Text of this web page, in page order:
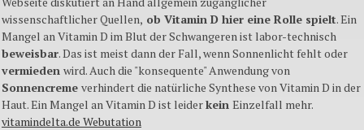
wissenschaftlicher Quellen, ob Vitamin D hier eine Rolle spielt. Ein
Mangel an Vitamin D im Blut der Schwangeren ist labor-technisch
beweisbar. Das ist meist dann der Fall, wenn Sonnenlicht fehlt oder
vermieden wird. Auch die "konsequente" Anwendung von
Sonnencreme verhindert die natürliche Synthese von Vitamin D in der
Haut. Ein Mangel an Vitamin D ist leiderkein Einzelfall mehr.
vitamindelta.de Webutation